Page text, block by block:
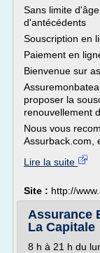
Sans limite
d'antécédents
Souscription en
Paiement en
Bienvenue sur
proposer la
renouvellement
Nous vous
Assurback.com,
Lire la suite
Site : http://
Assurance
La Capitale
8 h à 21 h du